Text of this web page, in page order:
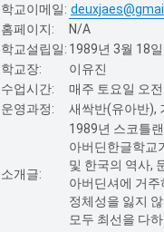
학교이메일:
홈페이지:
N/A
학교설립일: 1989년 3월 18일
학교장:
이유진
수업시간:
매주 토요일 오
운영과정:
새싹반(유아반),
소개글:
1989년 스코틀
아버딘한글학교
및 한국의 역사,
아버딘셔에 거
정체성을 잃지
모두 최선을 다